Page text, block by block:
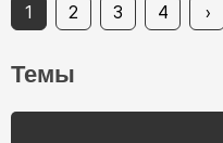
1 2 3 4 ›
Темы